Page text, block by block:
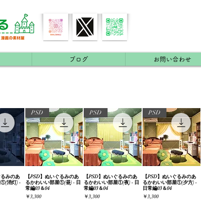
ブログ お問い合わせ
ュー
るみのあ
①(消灯) -
クイックビュー
PSD
【PSD】ぬいぐるみのあ
るかわいい部屋①(昼) - 日
常編03＆04
価格
￥3,300
クイックビュー
PSD
【PSD】ぬいぐるみのあ
るかわいい部屋①(夜) - 日
常編03＆04
価格
￥3,300
クイックビュー
PSD
【PSD】ぬいぐるみのあ
るかわいい部屋①(夕方) -
日常編03＆04
価格
￥3,300